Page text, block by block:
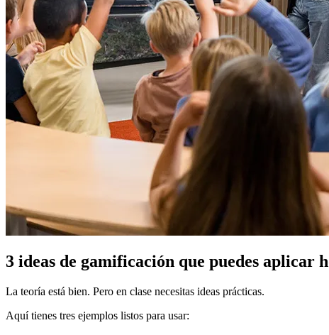
3 ideas de gamificación que puedes aplicar
La teoría está bien. Pero en clase necesitas ideas prácticas.
Aquí tienes tres ejemplos listos para usar: